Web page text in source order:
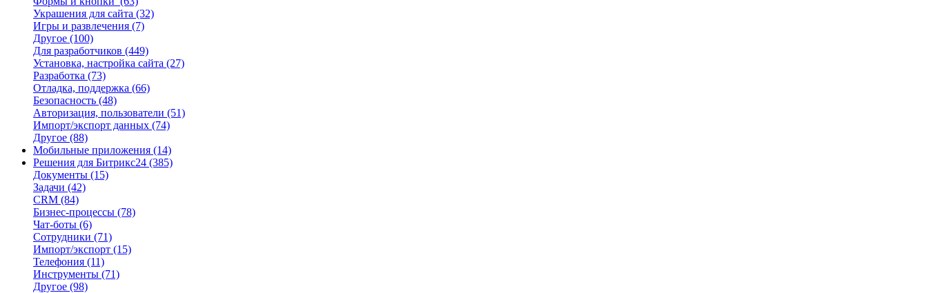
Украшения для сайта (32)
Игры и развлечения (7)
Другое (100)
Для разработчиков (449)
Установка, настройка сайта (27)
Разработка (73)
Отладка, поддержка (66)
Безопасность (48)
Авторизация, пользователи (51)
Импорт/экспорт данных (74)
Другое (88)
Мобильные приложения (14)
Решения для Битрикс24 (385)
Документы (15)
Задачи (42)
CRM (84)
Бизнес-процессы (78)
Чат-боты (6)
Сотрудники (71)
Импорт/экспорт (15)
Телефония (11)
Инструменты (71)
Другое (98)